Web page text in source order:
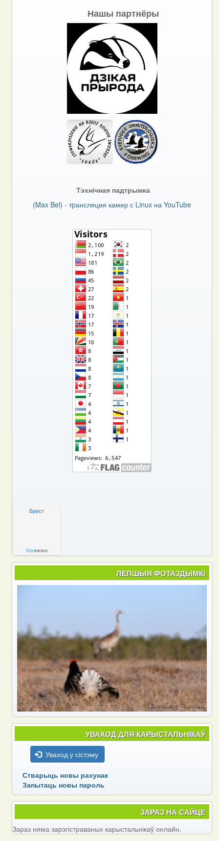
Нашы партнёры
Тэхнічная падтрымка
(Max Bel) - тpансляция камер с Linux на YouTube
Брест
Gismeteo
ЛЕПШЫЯ ФОТАЗДЫМКІ
УВАХОД ДЛЯ КАРЫСТАЛЬНІКАЎ
Уваход у сістэму
Стварыць новы рахунак
Запытаць новы пароль
ЗАРАЗ НА САЙЦЕ
Зараз няма зарэгістраваных карыстальнікаў онлайн.